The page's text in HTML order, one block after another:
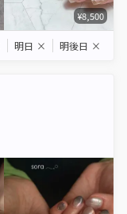
¥8,500
明日 × 明後日 ×